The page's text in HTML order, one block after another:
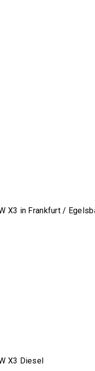
X3 in Frankfurt /
X3 Diesel